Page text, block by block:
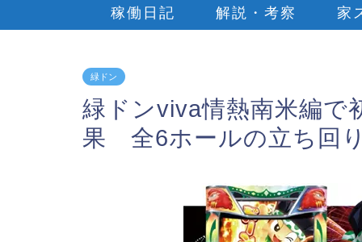
稼働日記 解説・考察 家
緑ドン
緑ドンviva情熱南米編で
果 全6ホールの立ち回